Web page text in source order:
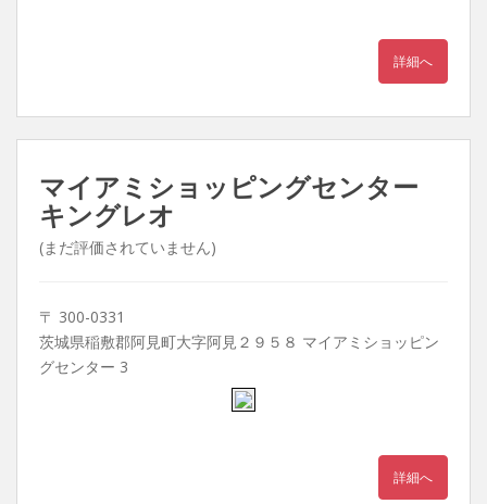
詳細へ
マイアミショッピングセンター
キングレオ
(まだ評価されていません)
〒 300-0331
茨城県稲敷郡阿見町大字阿見２９５８ マイアミショッピン
グセンター 3
詳細へ